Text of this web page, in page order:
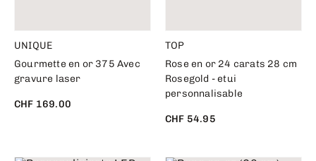
UNIQUE
Gourmette en or 375 Avec
gravure laser
CHF 169.00
TOP
Rose en or 24 carats 28 cm
Rosegold - etui
personnalisable
CHF 54.95